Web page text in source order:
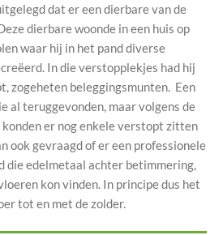
dat er een dierbare van de
dierbare woonde in een huis op
waar hij in het pand diverse
In die verstopplekjes had hij
zogeheten beleggingsmunten. Een
al teruggevonden, maar volgens de
er nog enkele verstopt zitten
ook gevraagd of er een professionele
die edelmetaal achter betimmering,
kon vinden. In principe dus het
tot en met de zolder.